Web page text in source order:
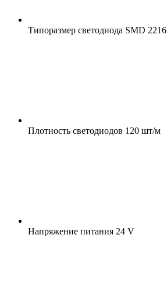
Типоразмер светодиода SMD 2216
Плотность светодиодов 120 шт/м
Напряжение питания 24 V